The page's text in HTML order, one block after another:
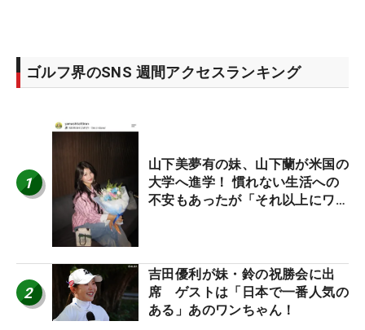
ゴルフ界のSNS 週間アクセスランキング
1
山下美夢有の妹、山下蘭が米国の
大学へ進学！ 慣れない生活への
不安もあったが「それ以上にワク
2
吉田優利が妹・鈴の祝勝会に出
席 ゲストは「日本で一番人気の
ある」あのワンちゃん！